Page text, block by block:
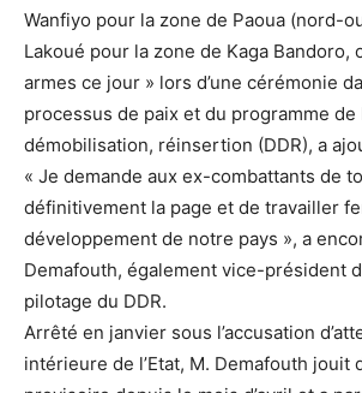
Wanfiyo pour la zone de Paoua (nord-
Lakoué pour la zone de Kaga Bandoro,
armes ce jour » lors d’une cérémonie
processus de paix et du programme de
démobilisation, réinsertion (DDR), a
« Je demande aux ex-combattants de
définitivement la page et de travailler
développement de notre pays », a
Demafouth, également vice-président
pilotage du DDR.
Arrêté en janvier sous l’accusation
intérieure de l’Etat, M. Demafouth jouit